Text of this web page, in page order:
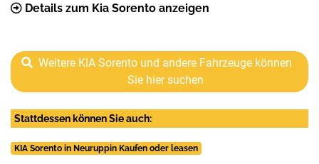
Details zum Kia Sorento anzeigen
Weitere KIA Sorento und andere Fahrzeuge können
Sie hier suchen
Stattdessen können Sie auch:
KIA Sorento in Neuruppin Kaufen oder leasen